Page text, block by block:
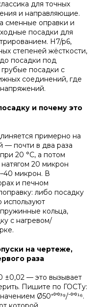
для точных
и направляющие.
сменные оправки и
посадки для
H7/p6,
степеней жёсткости,
посадки под
грубые посадки с
соединений, где
и почему это
примерно на
— почти в два раза
20 °C, а потом
20 микрон
микрон. В
и печном
либо посадку
используют
кольца,
с нагревом/
на чертеже,
раза
±0,02 — это вызывает
Пишите по ГОСТу:
Ø50⁺⁰’⁰³⁹/⁻⁰’⁰¹⁶.